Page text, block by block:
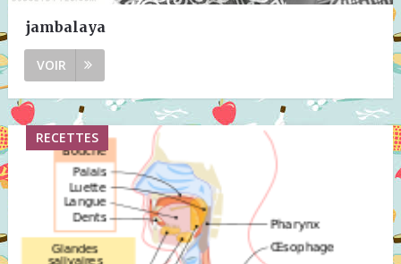
jambalaya
VOIR
RECETTES